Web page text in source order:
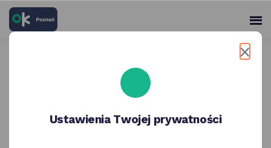
skróty
głównych
Panel
Teatr Muzyczny | bilet ulgowy
Ustawienia Twojej prywatności